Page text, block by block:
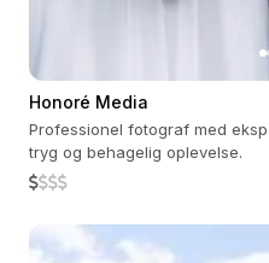
Honoré Media
Professionel fotograf med
tryg og behagelig oplevelse.